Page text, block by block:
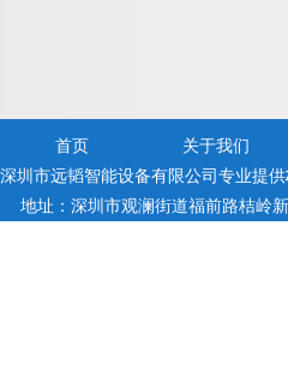
首页 关于我们
深圳市远韬智能设备有限公司专业提供
地址：深圳市观澜街道福前路桔岭